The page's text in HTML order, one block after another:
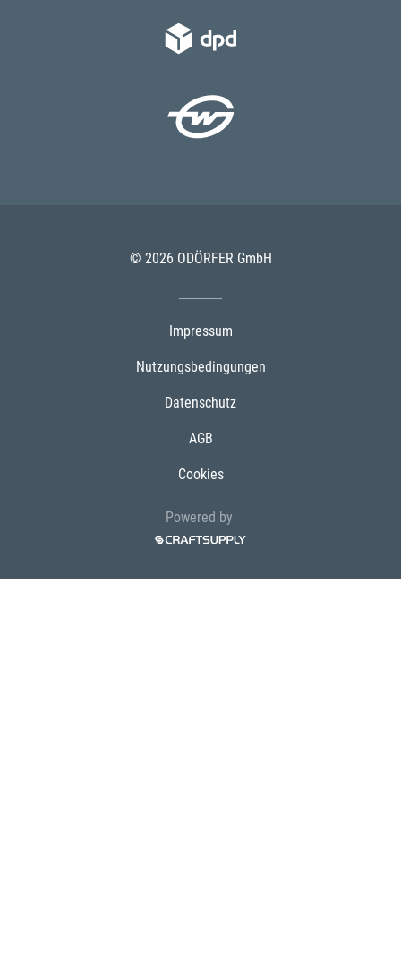
© 2026 ODÖRFER GmbH
Impressum
Nutzungsbedingungen
Datenschutz
AGB
Cookies
Powered by